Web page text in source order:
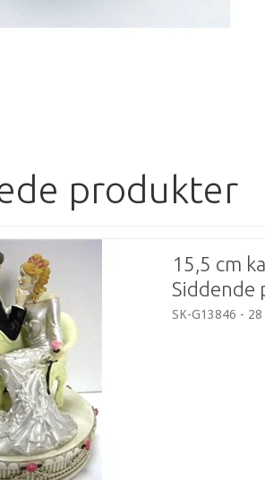
produkter
15,5 cm
Siddende
SK-G13846 - 28